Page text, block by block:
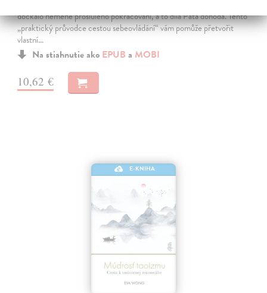
dočkalo neméně proslulého pokračování, a to díla Pátá dohoda. Tento
„praktický průvodce cestou sebeovládání“ vám pomůže přetvořit
vlastní…
Na stiahnutie ako EPUB a MOBI
10,62 €
E-KNIHA